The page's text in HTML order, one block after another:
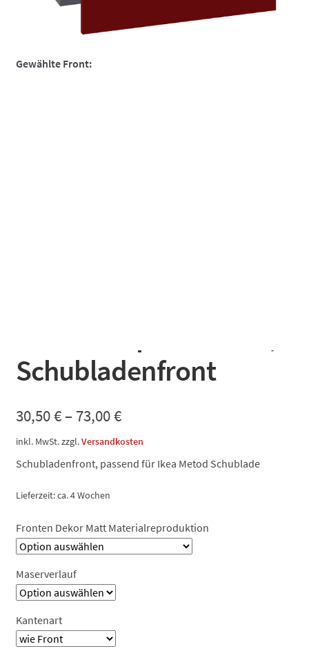
Über uns
Gewählte Front:
Schubladenfront
30,50€– 73,00€
inkl. MwSt.zzgl.Versandkosten
Schubladenfront, passend für Ikea Metod Schublade
Lieferzeit:ca. 4 Wochen
Fronten Dekor Matt Materialreproduktion
Maserverlauf
Kantenart